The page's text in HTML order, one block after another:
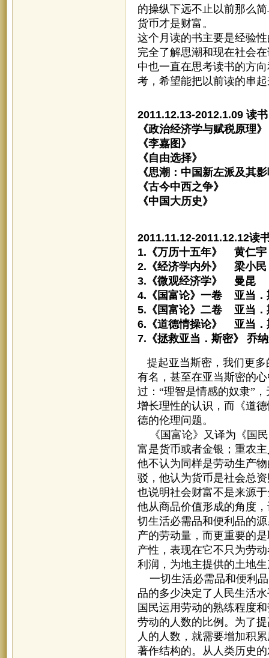
的操纵下远不止以前那么
货币才是财富。
这个月读的书主要是经验
完全了解思潮和现在社会
中也一直在思考读书的方
考，希望能把以前读的串
2011.12.13-2012.1.09 读书
《政治经济学与赋税原
《李嘉图》 黄
《自由选择》 弗
《思潮：中国新左派及其
《古今中西之争
《中国大历史》
2011.11.12-2011.12.12读
1.《万历十五年》 黄仁宇
2.《经济学内外》 梁小民
3.《微观经济学》 曼昆
4.《国富论》一卷 亚当．
5.《国富论》二卷 亚当．
6.《道德情操论》 亚当．
7.《拯救亚当．斯密》 乔
提起亚当斯密，我们更
有名，甚至在亚当斯密的
过：“理智是情感的奴隶”
增长理性的认识，而《道
德的伦理问题。
《国富论》又译为《国民
富是货币或者金银；重农
他不认为同样是劳动生产
驳，他认为货币是社会总
也说明社会财富不是来源
他从商品价值形成的角度
切生活必需品和便利品的
产的劳动量，而更重要的
产性，表现在它不只为劳
利润，为地主提供的土地
一切生活必需品和便利品
品的多少决定了人民生活
国民运用劳动的熟练程度
劳动的人数的比例。为了
人的人数，就需要增加积
著作结构的。从人类历史